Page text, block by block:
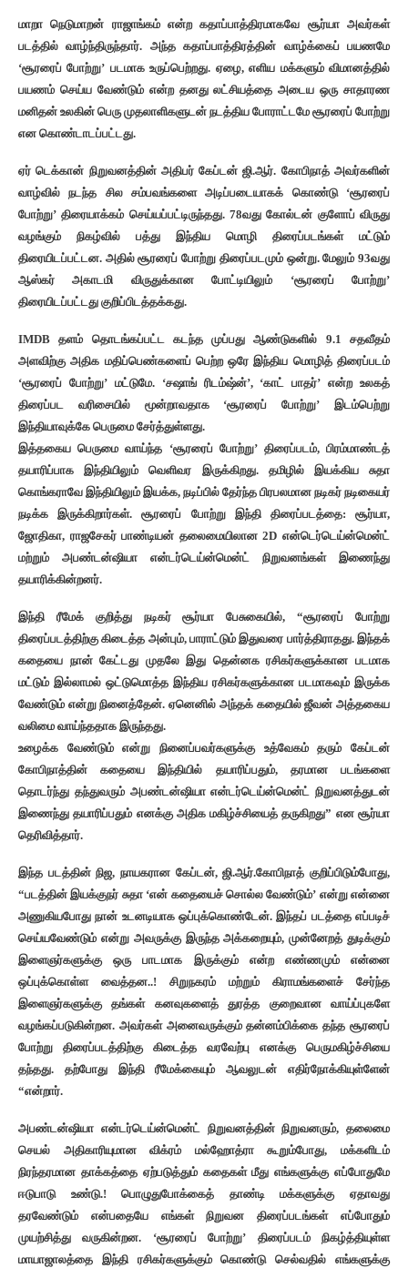
மாறா நெடுமாறன் ராஜாங்கம் என்ற கதாப்பாத்திரமாகவே சூர்யா அவர்கள்
படத்தில் வாழ்ந்திருந்தார். அந்த கதாப்பாத்திரத்தின் வாழ்க்கைப் பயணமே
‘சூரரைப் போற்று’ படமாக உருப்பெற்றது. ஏழை, எளிய மக்களும் விமானத்தில்
பயணம் செய்ய வேண்டும் என்ற தனது லட்சியத்தை அடைய ஒரு சாதாரண
மனிதன் உலகின் பெரு முதலாளிகளுடன் நடத்திய போராட்டமே சூரரைப் போற்று
என கொண்டாடப்பட்டது.
ஏர் டெக்கான் நிறுவனத்தின் அதிபர் கேப்டன் ஜி.ஆர். கோபிநாத் அவர்களின்
வாழ்வில் நடந்த சில சம்பவங்களை அடிப்படையாகக் கொண்டு ‘சூரரைப்
போற்று’ திரையாக்கம் செய்யப்பட்டிருந்தது. 78வது கோல்டன் குளோப் விருது
வழங்கும் நிகழ்வில் பத்து இந்திய மொழி திரைப்படங்கள் மட்டும்
திரையிடப்பட்டன. அதில் சூரரைப் போற்று திரைப்படமும் ஒன்று. மேலும் 93வது
ஆஸ்கர் அகாடமி விருதுக்கான போட்டியிலும் ‘சூரரைப் போற்று’
திரையிடப்பட்டது குறிப்பிடத்தக்கது.
IMDB தளம் தொடங்கப்பட்ட கடந்த முப்பது ஆண்டுகளில் 9.1 சதவீதம்
அளவிற்கு அதிக மதிப்பெண்களைப் பெற்ற ஒரே இந்திய மொழித் திரைப்படம்
‘சூரரைப் போற்று’ மட்டுமே. ‘சஷாங் ரிடம்ஷ்ன்’, ‘காட் பாதர்’ என்ற உலகத்
திரைப்பட வரிசையில் மூன்றாவதாக ‘சூரரைப் போற்று’ இடம்பெற்று
இந்தியாவுக்கே பெருமை சேர்த்துள்ளது.
இத்தகைய பெருமை வாய்ந்த ‘சூரரைப் போற்று’ திரைப்படம், பிரம்மாண்டத்
தயாரிப்பாக இந்தியிலும் வெளிவர இருக்கிறது. தமிழில் இயக்கிய சுதா
கொங்கராவே இந்தியிலும் இயக்க, நடிப்பில் தேர்ந்த பிரபலமான நடிகர் நடிகையர்
நடிக்க இருக்கிறார்கள். சூரரைப் போற்று இந்தி திரைப்படத்தை: சூர்யா,
ஜோதிகா, ராஜசேகர் பாண்டியன் தலைமையிலான 2D என்டெர்டெய்ன்மென்ட்
மற்றும் அபண்டன்ஷியா என்டர்டெய்ன்மென்ட் நிறுவனங்கள் இணைந்து
தயாரிக்கின்றனர்.
இந்தி ரீமேக் குறித்து நடிகர் சூர்யா பேசுகையில், “சூரரைப் போற்று
திரைப்படத்திற்கு கிடைத்த அன்பும், பாராட்டும் இதுவரை பார்த்திராதது. இந்தக்
கதையை நான் கேட்டது முதலே இது தென்னக ரசிகர்களுக்கான படமாக
மட்டும் இல்லாமல் ஒட்டுமொத்த இந்திய ரசிகர்களுக்கான படமாகவும் இருக்க
வேண்டும் என்று நினைத்தேன். ஏனெனில் அந்தக் கதையில் ஜீவன் அத்தகைய
வலிமை வாய்ந்ததாக இருந்தது.
உழைக்க வேண்டும் என்று நினைப்பவர்களுக்கு உத்வேகம் தரும் கேப்டன்
கோபிநாத்தின் கதையை இந்தியில் தயாரிப்பதும், தரமான படங்களை
தொடர்ந்து தந்துவரும் அபண்டன்ஷியா என்டர்டெய்ன்மென்ட் நிறுவனத்துடன்
இணைந்து தயாரிப்பதும் எனக்கு அதிக மகிழ்ச்சியைத் தருகிறது” என சூர்யா
தெரிவித்தார்.
இந்த படத்தின் நிஜ, நாயகரான கேப்டன், ஜி.ஆர்.கோபிநாத் குறிப்பிடும்போது,
“படத்தின் இயக்குநர் சுதா ‘என் கதையைச் சொல்ல வேண்டும்’ என்று என்னை
அணுகியபோது நான் உடனடியாக ஒப்புக்கொண்டேன். இந்தப் படத்தை எப்படிச்
செய்யவேண்டும் என்று அவருக்கு இருந்த அக்கறையும், முன்னேறத் துடிக்கும்
இளைஞர்களுக்கு ஒரு பாடமாக இருக்கும் என்ற எண்ணமும் என்னை
ஒப்புக்கொள்ள வைத்தன..! சிறுநகரம் மற்றும் கிராமங்களைச் சேர்ந்த
இளைஞர்களுக்கு தங்கள் கனவுகளைத் துரத்த குறைவான வாய்ப்புகளே
வழங்கப்படுகின்றன. அவர்கள் அனைவருக்கும் தன்னம்பிக்கை தந்த சூரரைப்
போற்று திரைப்படத்திற்கு கிடைத்த வரவேற்பு எனக்கு பெருமகிழ்ச்சியை
தந்தது. தற்போது இந்தி ரீமேக்கையும் ஆவலுடன் எதிர்நோக்கியுள்ளேன்
“என்றார்.
அபண்டன்ஷியா என்டர்டெய்ன்மென்ட் நிறுவனத்தின் நிறுவனரும், தலைமை
செயல் அதிகாரியுமான விக்ரம் மல்ஹோத்ரா கூறும்போது, மக்களிடம்
நிரந்தரமான தாக்கத்தை ஏற்படுத்தும் கதைகள் மீது எங்களுக்கு எப்போதுமே
ஈடுபாடு உண்டு.! பொழுதுபோக்கைத் தாண்டி மக்களுக்கு ஏதாவது
தரவேண்டும் என்பதையே எங்கள் நிறுவன திரைப்படங்கள் எப்போதும்
முயற்சித்து வருகின்றன. ‘சூரரைப் போற்று’ திரைப்படம் நிகழ்த்தியுள்ள
மாயாஜாலத்தை இந்தி ரசிகர்களுக்கும் கொண்டு செல்வதில் எங்களுக்கு